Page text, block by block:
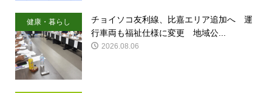
健康・暮らし
チョイソコ友利線、比嘉エリア追加へ 運
行車両も福祉仕様に変更 地域公...
2026.08.06